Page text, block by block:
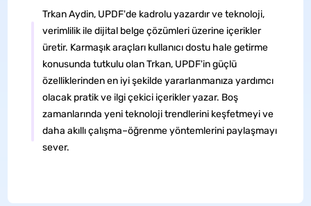
Trkan Aydin, UPDF'de kadrolu yazardır ve teknoloji,
verimlilik ile dijital belge çözümleri üzerine içerikler
üretir. Karmaşık araçları kullanıcı dostu hale getirme
konusunda tutkulu olan Trkan, UPDF'in güçlü
özelliklerinden en iyi şekilde yararlanmanıza yardımcı
olacak pratik ve ilgi çekici içerikler yazar. Boş
zamanlarında yeni teknoloji trendlerini keşfetmeyi ve
daha akıllı çalışma–öğrenme yöntemlerini paylaşmayı
sever.